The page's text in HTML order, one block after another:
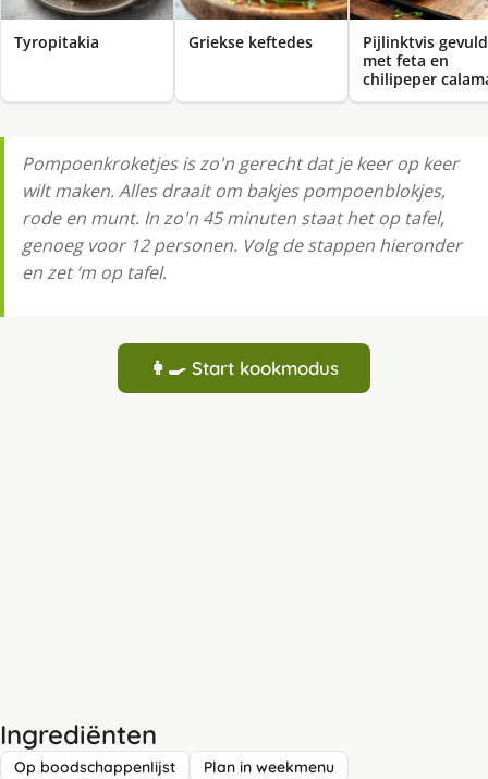
Tyropitakia Griekse keftedes
Pijlinktvis gevuld
met feta en
chilipeper
Pompoenkroketjes is zo'n gerecht dat je keer op keer
wilt maken. Alles draait om bakjes pompoenblokjes,
rode en munt. In zo'n 45 minuten staat het op tafel,
genoeg voor 12 personen. Volg de stappen hieronder
en zet ‘m op tafel.
👩‍🍳 Start kookmodus
Ingrediënten
Op boodschappenlijst Plan in weekmenu